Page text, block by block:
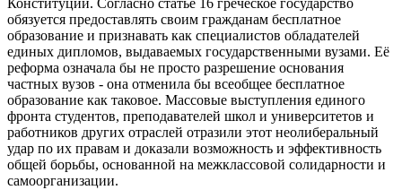
Конституции. Согласно статье 16 греческое государство
обязуется предоставлять своим гражданам бесплатное
образование и признавать как специалистов обладателей
единых дипломов, выдаваемых государственными вузами. Её
реформа означала бы не просто разрешение основания
частных вузов - она отменила бы всеобщее бесплатное
образование как таковое. Массовые выступления единого
фронта студентов, преподавателей школ и университетов и
работников других отраслей отразили этот неолиберальный
удар по их правам и доказали возможность и эффективность
общей борьбы, основанной на межклассовой солидарности и
самоорганизации.